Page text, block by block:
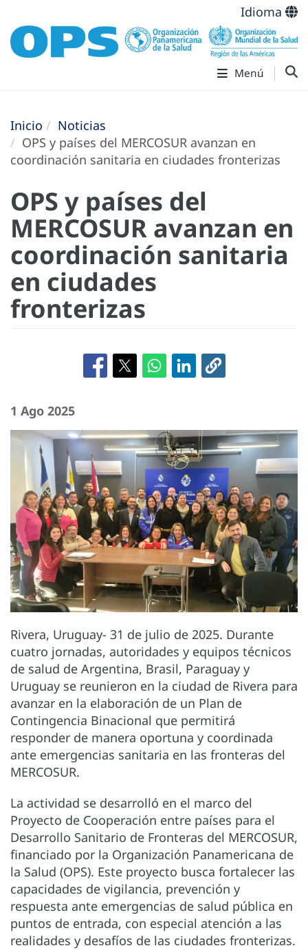
Idioma
Menú
Inicio
Noticias
OPS y países del MERCOSUR avanzan en
coordinación sanitaria en ciudades fronterizas
OPS y países del
MERCOSUR avanzan en
coordinación sanitaria
en ciudades
fronterizas
1 Ago 2025
Rivera, Uruguay- 31 de julio de 2025. Durante
cuatro jornadas, autoridades y equipos técnicos
de salud de Argentina, Brasil, Paraguay y
Uruguay se reunieron en la ciudad de Rivera para
avanzar en la elaboración de un Plan de
Contingencia Binacional que permitirá
responder de manera oportuna y coordinada
ante emergencias sanitaria en las fronteras del
MERCOSUR.
La actividad se desarrolló en el marco del
Proyecto de Cooperación entre países para el
Desarrollo Sanitario de Fronteras del MERCOSUR,
financiado por la Organización Panamericana de
la Salud (OPS). Este proyecto busca fortalecer las
capacidades de vigilancia, prevención y
respuesta ante emergencias de salud pública en
puntos de entrada, con especial atención a las
realidades y desafíos de las ciudades fronterizas.